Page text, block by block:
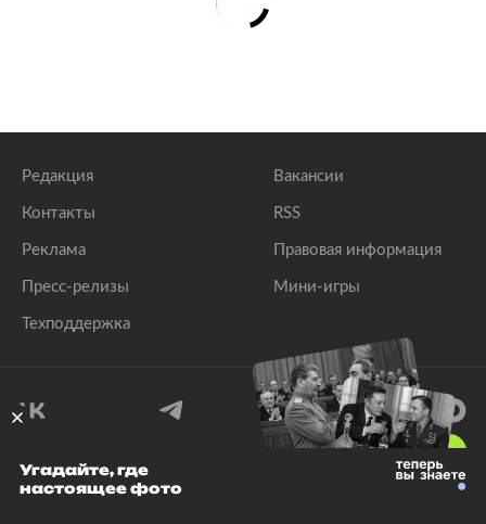
Редакция
Контакты
Реклама
Пресс-релизы
Техподдержка
Вакансии
RSS
Правовая информация
Мини-игры
© 1999–2026 Все права защищены.
Угадайте, где
настоящее фото